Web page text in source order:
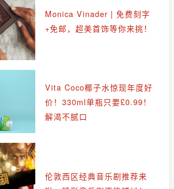
Monica Vinader | 免费刻字
+免邮，超美首饰等你来挑！
Vita Coco椰子水惊现年度好
价！330ml单瓶只要£0.99！
解渴不腻口
伦敦西区经典音乐剧推荐来